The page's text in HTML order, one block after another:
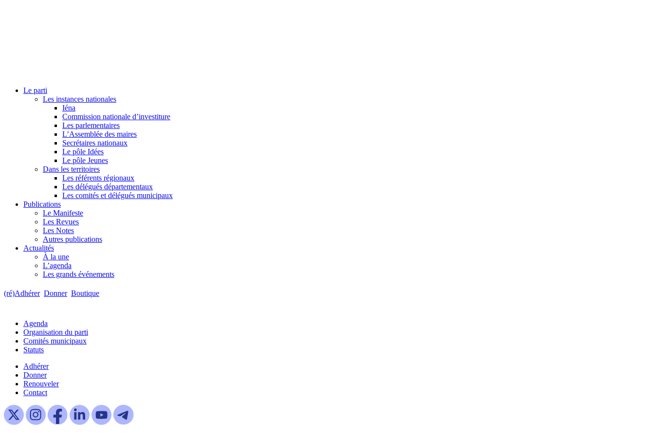
Le parti
Les instances nationales
Iéna
Commission nationale d’investiture
Les parlementaires
L’Assemblée des maires
Secrétaires nationaux
Le pôle Idées
Le pôle Jeunes
Dans les territoires
Les référents régionaux
Les délégués départementaux
Les comités et délégués municipaux
Publications
Le Manifeste
Les Revues
Les Notes
Autres publications
Actualités
À la une
L’agenda
Les grands événements
(ré)Adhérer Donner Boutique
Agenda
Organisation du parti
Comités municipaux
Statuts
Adhérer
Donner
Renouveler
Contact